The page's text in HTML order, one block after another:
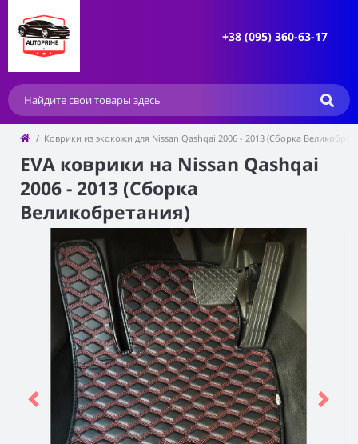
+38 (095) 360-63-17
Коврики из экокожи для Nissan Qashqai 2006 - 2013 (Cборка
EVA коврики на Nissan Qashqai
2006 - 2013 (Cборка
Великобретания)
Previous Next